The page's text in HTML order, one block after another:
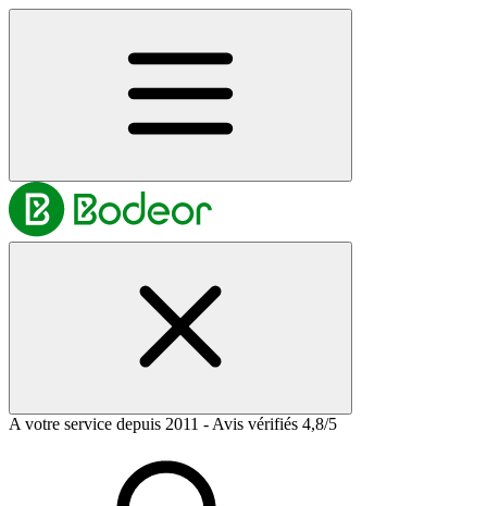
A votre service depuis 2011 - Avis vérifiés 4,8/5